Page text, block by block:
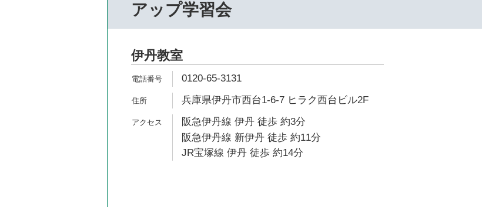
アップ学習会
伊丹教室
0120-65-3131
兵庫県伊丹市西台1-6-7 ヒラク西台ビル2F
阪急伊丹線 伊丹 徒歩 約3分
阪急伊丹線 新伊丹 徒歩 約11分
JR宝塚線 伊丹 徒歩 約14分